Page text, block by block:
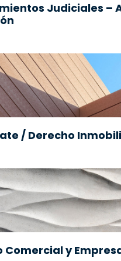
Judiciales –
/ Derecho
Comercial y